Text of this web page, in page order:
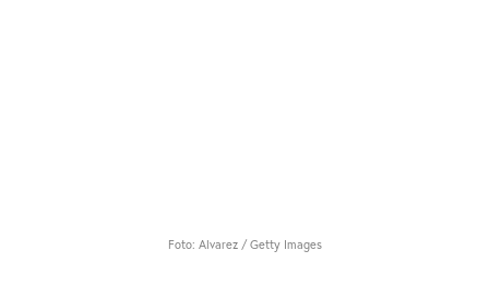
Foto: Alvarez / Getty Images